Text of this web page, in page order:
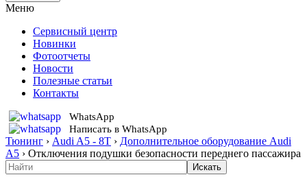
Меню
Сервисный центр
Новинки
Фотоотчеты
Новости
Полезные статьи
Контакты
WhatsApp
Написать в WhatsApp
Тюнинг › Audi A5 - 8T › Дополнительное оборудование Audi
A5 › Отключения подушки безопасности переднего пассажира